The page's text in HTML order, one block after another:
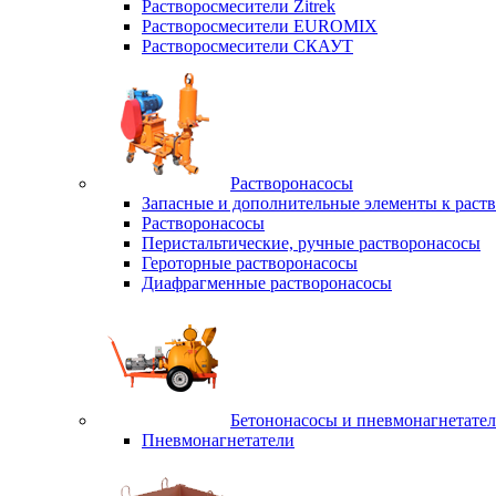
Растворосмесители Zitrek
Растворосмесители EUROMIX
Растворосмесители СКАУТ
Растворонасосы
Запасные и дополнительные элементы к
Растворонасосы
Перистальтические, ручные растворонасосы
Героторные растворонасосы
Диафрагменные растворонасосы
Бетононасосы и
Пневмонагнетатели